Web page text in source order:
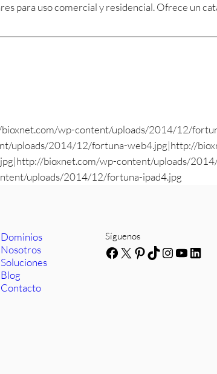
para uso comercial y residencial. Ofrece un
wp-content/uploads/2014/12/
uploads/2014/12/fortuna-web4.jpg|http://
bioxnet.com/wp-content/uploads/
uploads/2014/12/fortuna-ipad4.jpg
Dominios
Nosotros
Soluciones
Blog
Contacto
Síguenos
Facebook
X Pinterest
TikTok
Instagram